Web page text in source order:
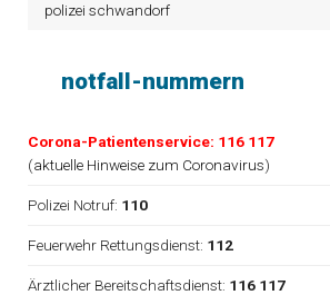
polizei schwandorf
notfall-nummern
Corona-Patientenservice: 116 117
(aktuelle Hinweise zum Coronavirus)
Polizei Notruf: 110
Feuerwehr Rettungsdienst: 112
Ärztlicher Bereitschaftsdienst: 116 117